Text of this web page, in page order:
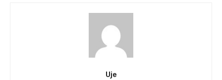
Uje